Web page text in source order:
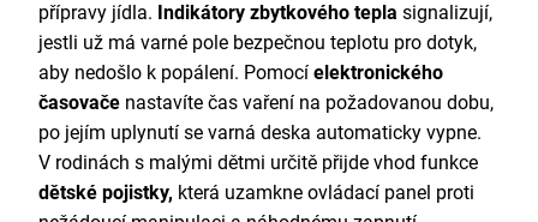
přípravy jídla. Indikátory zbytkového tepla signalizují,
jestli už má varné pole bezpečnou teplotu pro dotyk,
aby nedošlo k popálení. Pomocí elektronického
časovače nastavíte čas vaření na požadovanou dobu,
po jejím uplynutí se varná deska automaticky vypne.
V rodinách s malými dětmi určitě přijde vhod funkce
dětské pojistky, která uzamkne ovládací panel proti